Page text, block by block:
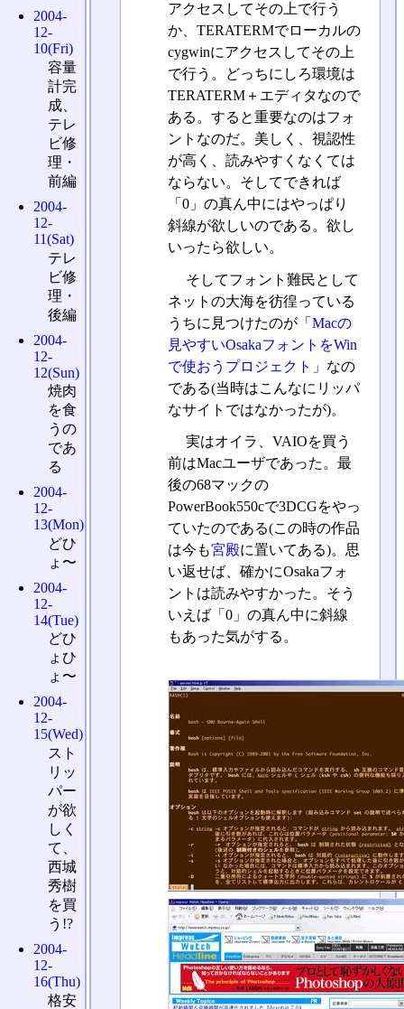
アクセスしてその上で行う
か、TERATERMでローカルの
cygwinにアクセスしてその上
で行う。どっちにしろ環境は
TERATERM＋エディタなので
ある。すると重要なのはフォ
ントなのだ。美しく、視認性
が高く、読みやすくなくては
ならない。そしてできれば
「0」の真ん中にはやっぱり
斜線が欲しいのである。欲し
いったら欲しい。
そしてフォント難民として
ネットの大海を彷徨っている
うちに見つけたのが「 Macの
見やすいOsakaフォントをWin
で使おうプロジェクト 」なの
である(当時はこんなにリッパ
なサイトではなかったが)。
実はオイラ、VAIOを買う
前はMacユーザであった。最
後の68マックの
PowerBook550cで3DCGをやっ
ていたのである(この時の作品
は今も宮殿に置いてある)。思
い返せば、確かにOsakaフォ
ントは読みやすかった。そう
いえば「0」の真ん中に斜線
もあった気がする。
2004-
12-
10(Fri)
容量
計完
成、
テレ
ビ修
理・
前編
2004-
12-
11(Sat)
テレ
ビ修
理・
後編
2004-
12-
12(Sun)
焼肉
を食
うの
であ
る
2004-
12-
13(Mon)
どひ
ょ〜
2004-
12-
14(Tue)
どひ
ょひ
ょ〜
2004-
12-
15(Wed)
スト
リッ
パー
が欲
しく
て、
西城
秀樹
を買
う!?
2004-
12-
16(Thu)
格安